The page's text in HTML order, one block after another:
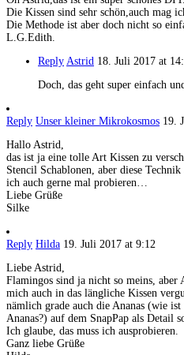
Die Kissen sind sehr schön,auch mag
Die Methode ist aber doch nicht so
L.G.Edith.
Reply Astrid 18. Juli 2017 at
Doch, das geht super einfach
Reply Unser kleiner Mikrokosmos 19.
Hallo Astrid,
das ist ja eine tolle Art Kissen zu
Stencil Schablonen, aber diese
ich auch gerne mal probieren…
Liebe Grüße
Silke
Reply Hilda 19. Juli 2017 at 9:12
Liebe Astrid,
Flamingos sind ja nicht so meins, aber
mich auch in das längliche Kissen
nämlich grade auch die Ananas (wie
Ananas?) auf dem SnapPap als Detail
Ich glaube, das muss ich ausprobieren.
Ganz liebe Grüße